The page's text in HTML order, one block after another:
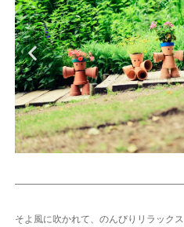
そよ風に吹かれて、のんびりリラックス